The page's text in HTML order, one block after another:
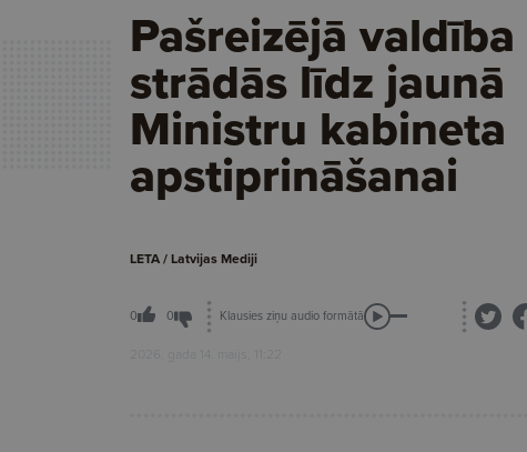
Pašreizējā valdība
strādās līdz jaunā
Ministru kabineta
apstiprināšanai
LETA / Latvijas Mediji
0 0 Klausies ziņu audio formātā
2026. gada 14. maijs, 11:22